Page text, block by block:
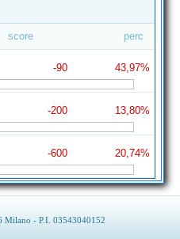
score perc
-90 43,97%
-200 13,80%
-600 20,74%
Milano - P.I. 03543040152